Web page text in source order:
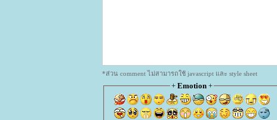
*ส่วน comment ไม่สามารถใช้ javascript และ style sheet
+ Emotion+